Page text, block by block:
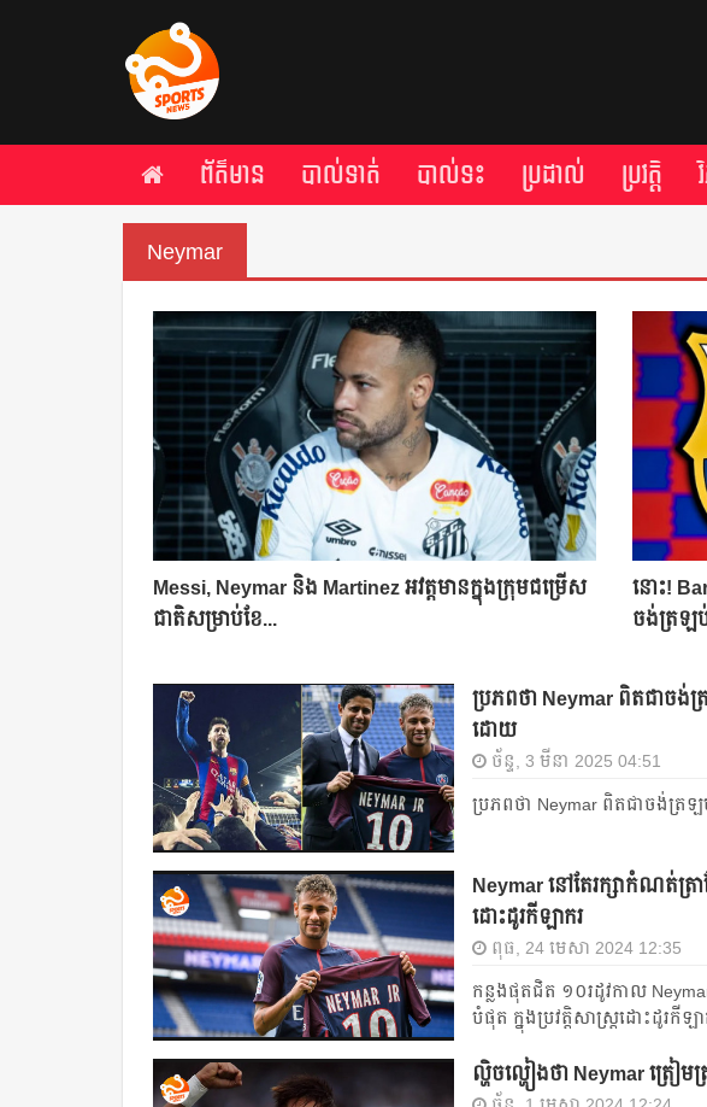
ព័ត៌មាន បាល់ទាត់ បាល់ទះ ប្រដាល់ ប្រវត្តិ​​
Neymar
Messi, Neymar និង Martinez អវត្តមាន​ក្នុង​ក្រុម​ជម្រើស​
ជាតិ​សម្រាប់​ខែ...
នោះ​!
ចង់​​ត្រឡ
ប្រភព​ថា Neymar ពិត​ជា​ចង់​
ដោយ​​
ច័ន្ទ, 3 មីនា 2025 04:51
ប្រភព​ថា Neymar ពិត​ជា​ចង់​ត្រ
Neymar នៅ​តែ​រក្សា​កំណត់​ត្រា​ខ្
ដោះដូរ​កីឡាករ​
ពុធ, 24 មេសា 2024 12:35
កន្លង​ផុត​ជិត​​ ១០រដូវកាល​
បំផុត​​ ក្នុង​ប្រវត្តិសាស្ត្រ​ដោះដូរ​កីឡា
ល្ហិចល្ហៀង​ថា Neymar ត្រៀ